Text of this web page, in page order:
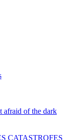
afraid of the dark
CATASTROFES